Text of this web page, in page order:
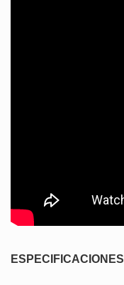
ESPECIFICACIONES